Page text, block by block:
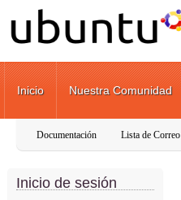
Pasar al contenido principal
Inicio Nuestra Comunidad
Documentación Lista de Correo
Inicio de sesión